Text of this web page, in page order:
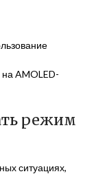
на AMOLED-
режим
ситуациях,